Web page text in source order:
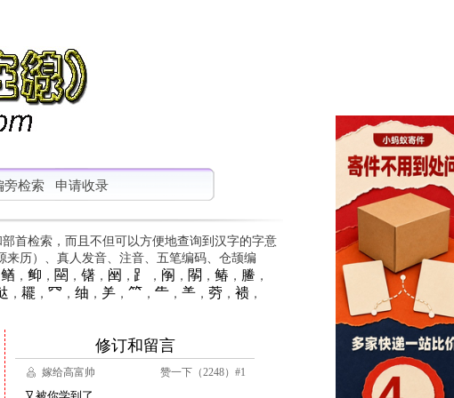
旁检索 申请收录
部首检索，而且不但可以方便地查询到汉字的字意
历）、真人发音、注音、五笔编码、仓颉编
䲡 ， 䲟 ， 䦟 ， 䦃， 䦷 ， ⻊ ， 䦶 ， 䦛 ， 䲠 ， 䲢 ，
， 䎱 ， ⺳ ， 䌷 ， ⺶， ⺮ ， ⺧， ⺷， 䓖， 䙌，